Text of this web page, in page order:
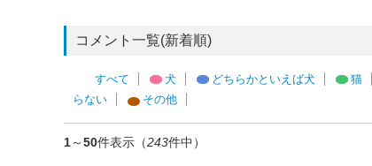
コメント一覧(新着順)
すべて 犬 どちらかといえば犬 猫
らない
その他
1～50件表示（243件中）